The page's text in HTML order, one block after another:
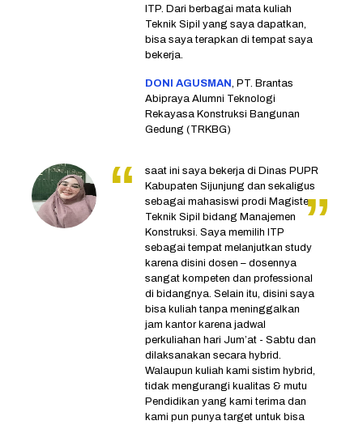
ITP. Dari berbagai mata kuliah
Teknik Sipil yang saya dapatkan,
bisa saya terapkan di tempat saya
bekerja.
DONI AGUSMAN , PT. Brantas
Abipraya Alumni Teknologi
Rekayasa Konstruksi Bangunan
Gedung (TRKBG)
saat ini saya bekerja di Dinas PUPR
Kabupaten Sijunjung dan sekaligus
sebagai mahasiswi prodi Magister
Teknik Sipil bidang Manajemen
Konstruksi. Saya memilih ITP
sebagai tempat melanjutkan study
karena disini dosen – dosennya
sangat kompeten dan professional
di bidangnya. Selain itu, disini saya
bisa kuliah tanpa meninggalkan
jam kantor karena jadwal
perkuliahan hari Jum’at - Sabtu dan
dilaksanakan secara hybrid.
Walaupun kuliah kami sistim hybrid,
tidak mengurangi kualitas & mutu
Pendidikan yang kami terima dan
kami pun punya target untuk bisa